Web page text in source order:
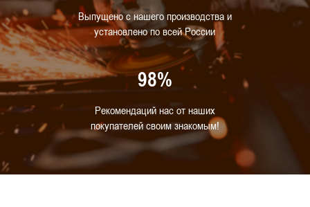
Для спортивных и тренажерных залов
Для муниципальных зданий С глазком
Выпущено с нашего производства и
установлено по всей России
98%
Рекомендаций нас от наших
покупателей своим знакомым!